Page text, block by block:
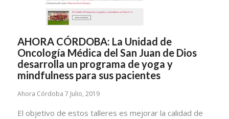
AHORA CÓRDOBA: La Unidad de
Oncología Médica del San Juan de Dios
desarrolla un programa de yoga y
mindfulness para sus pacientes
Ahora Córdoba 7 Julio, 2019
El objetivo de estos talleres es mejorar la calidad de